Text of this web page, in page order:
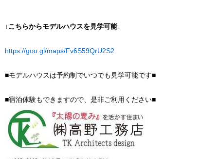
↓こちらからモデルハウスを見学可能↓
https://goo.gl/maps/Fv6S59QrU2S2
■モデルハウスは予約制でいつでも見学可能です■
■宿泊体験もできますので、是非ご利用ください■